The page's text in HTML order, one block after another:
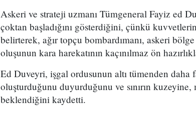
Askeri ve strateji uzmanı Tümgeneral Fayiz ed
çoktan başladığını gösterdiğini, çünkü
belirterek, ağır topçu bombardımanı, askeri
oluşunun kara harekatının kaçınılmaz ön
Ed Duveyri, işgal ordusunun altı tümenden
oluşturduğunu duyurduğunu ve sınırın kuzeyine,
beklendiğini kaydetti.